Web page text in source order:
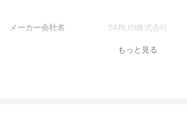
メーカー会社名 SARLISI株式会社
もっと見る